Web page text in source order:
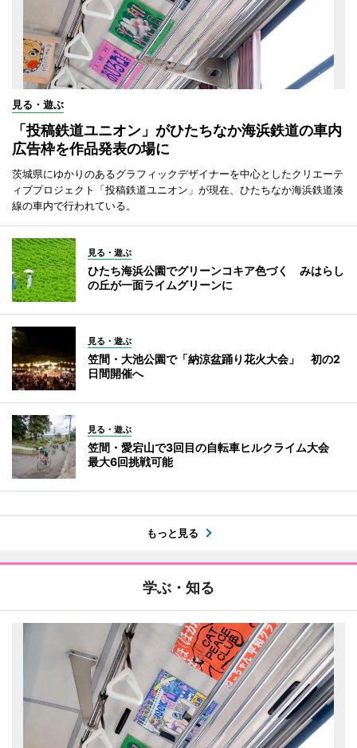
見る・遊ぶ
「投稿鉄道ユニオン」がひたちなか海浜鉄道の車内
広告枠を作品発表の場に
茨城県にゆかりのあるグラフィックデザイナーを中心としたクリエーテ
ィブプロジェクト「投稿鉄道ユニオン」が現在、ひたちなか海浜鉄道湊
線の車内で行われている。
見る・遊ぶ
ひたち海浜公園でグリーンコキア色づく みはらし
の丘が一面ライムグリーンに
見る・遊ぶ
笠間・大池公園で「納涼盆踊り花火大会」 初の2
日間開催へ
見る・遊ぶ
笠間・愛宕山で3回目の自転車ヒルクライム大会
最大6回挑戦可能
もっと見る
学ぶ・知る